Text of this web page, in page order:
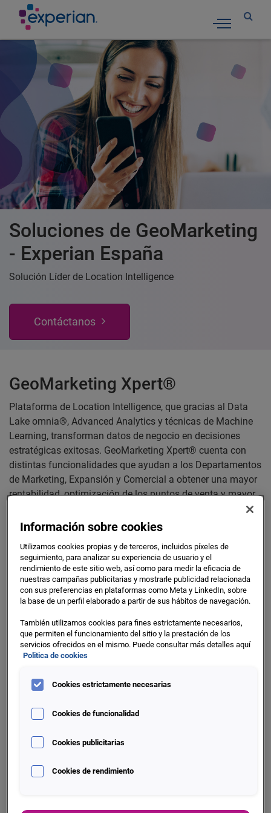
Toggle
Soluciones de GeoMarketing
- Experian España
Solución Líder de Location Intelligence
Contáctanos
GeoMarketing Xpert®
Plataforma de Location Intelligence, que gracias al Data
Lake omnia®, Advanced Analytics y técnicas de Machine
Learning, transforman datos de negocio en decisiones
estratégicas exitosas. GeoMarketing Xpert® cuenta con
distintas funcionalidades que ayudan a los Departamentos
de Marketing, Expansión y Comercial a obtener una mayor
rentabilidad, optimización de los puntos de venta y mayor
a:
Información sobre cookies
Utilizamos cookies propias y de terceros, incluidos píxeles de
seguimiento, para analizar su experiencia de usuario y el
rendimiento de este sitio web, así como para medir la eficacia de
nuestras campañas publicitarias y mostrarle publicidad relacionada
con sus preferencias en plataformas como Meta y LinkedIn, sobre
la base de un perfil elaborado a partir de sus hábitos de navegación.
También utilizamos cookies para fines estrictamente necesarios,
que permiten el funcionamiento del sitio y la prestación de los
servicios ofrecidos en el mismo. Puede consultar más detalles aquí
Politica de cookies
Cookies estrictamente necesarias
Cookies de funcionalidad
Cookies publicitarias
Cookies de rendimiento